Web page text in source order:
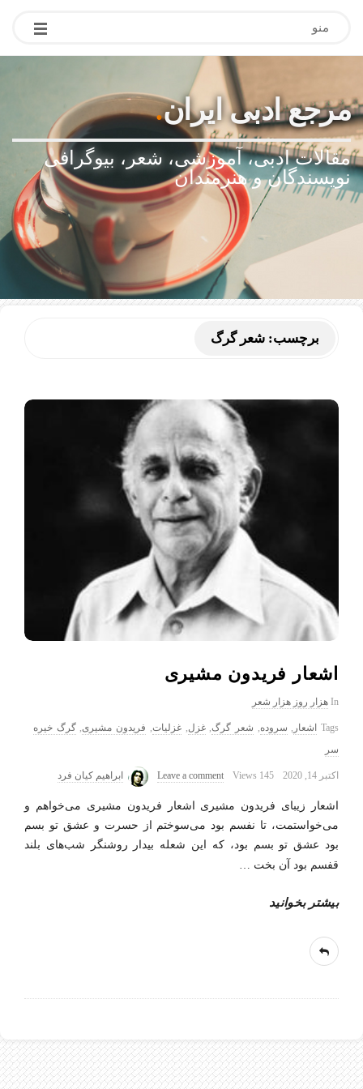
منو
مرجع ادبی ایران.
مقالات ادبی، آموزشی، شعر، بیوگرافی
نویسندگان و هنرمندان
برچسب: شعر گرگ
اشعار فریدون مشیری
In هزار روز هزار شعر
Tags اشعار , سروده, شعر گرگ,غزل,غزلیات, فریدون مشیری,گرگ خیره
سر
اکتبر 14, 2020 145 Views
Leave a comment ابراهیم کیان فرد
اشعار زیبای فریدون مشیری اشعار فریدون مشیری می‌خواهم و
می‌خواستمت، تا نفسم بود می‌سوختم از حسرت و عشق تو بسم
بود عشق تو بسم بود، که این شعله بیدار روشنگر شب‌های بلند
قفسم بود آن بخت
بیشتر بخوانید